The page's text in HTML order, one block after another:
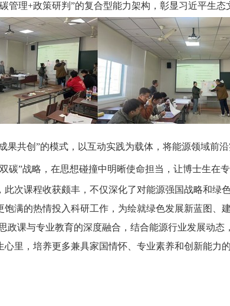
管理+政策研判 ”的复合型能力架构，彰显习近平生态
果共创 ”的模式，以互动实践为载体，将能源领域前
碳”战略，在思想碰撞中明晰使命担当，让博士生在
次课程收获颇丰，不仅深化了对能源强国战略和绿
满的热情投入科研工作，为绘就绿色发展新蓝图、
政课与专业教育的深度融合，结合能源行业发展动态
里，培养更多兼具家国情怀、专业素养和创新能力